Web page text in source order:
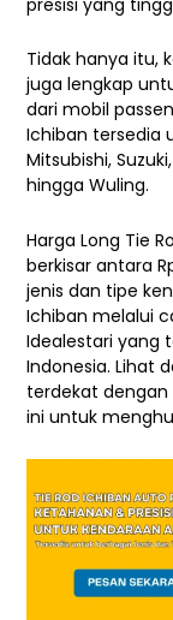
Tidak hanya itu,
juga lengkap
dari mobil
Ichiban tersedia
Mitsubishi,
hingga Wuling.
Harga Long Tie
berkisar antara
jenis dan tipe
Ichiban melalui
Idealestari yang
Indonesia. Lihat
terdekat dengan
ini untuk